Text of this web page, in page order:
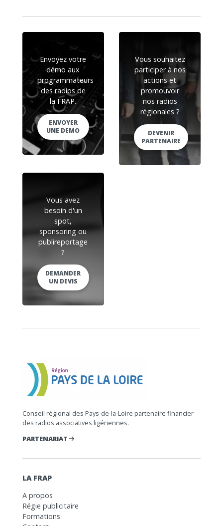
Envoyez votre
démo aux
programmateurs
des radios de
la FRAP.
ENVOYER
UNE DEMO
Vous souhaitez
participer à nos
actions et
promouvoir
nos radios
régionales ?
DEVENIR
PARTENAIRE
Vous avez
besoin d'un
spot,
sponsoring ou
publireportage
?
DEMANDER
UN DEVIS
Conseil régional des Pays-de-la-Loire partenaire financier
des radios associatives ligériennes.
PARTENARIAT
LA FRAP
A propos
Régie publicitaire
Formations